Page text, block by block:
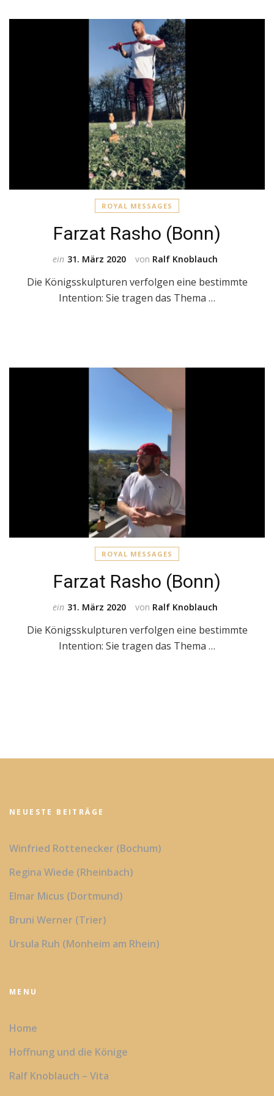
ROYAL MESSAGES
Farzat Rasho (Bonn)
von Ralf Knoblauch
ein 31. März 2020
Die Königsskulpturen verfolgen eine bestimmte
Intention: Sie tragen das Thema …
ROYAL MESSAGES
Farzat Rasho (Bonn)
von Ralf Knoblauch
ein 31. März 2020
Die Königsskulpturen verfolgen eine bestimmte
Intention: Sie tragen das Thema …
NEUESTE BEITRÄGE
Winfried Rottenecker (Bochum)
Regina Wiede (Rheinbach)
Elmar Micus (Dortmund)
Bruni Werner (Trier)
Ursula Ruh (Monheim am Rhein)
MENU
Home
Hoffnung und die Könige
Ralf Knoblauch – Vita